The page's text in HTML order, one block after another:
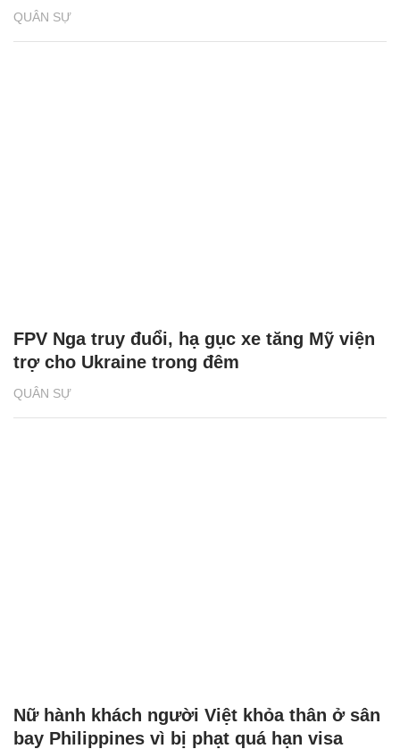
QUÂN SỰ
QUÂN SỰ
FPV Nga truy đuổi, hạ gục xe tăng Mỹ viện
trợ cho Ukraine trong đêm
Nữ hành khách người Việt khỏa thân ở sân
bay Philippines vì bị phạt quá hạn visa